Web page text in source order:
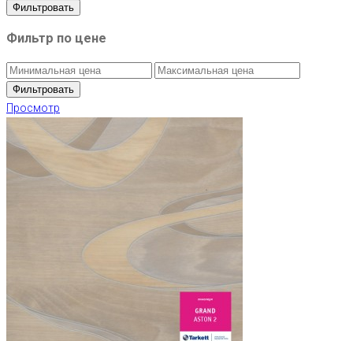
Фильтровать
Фильтр по цене
Фильтровать
Просмотр